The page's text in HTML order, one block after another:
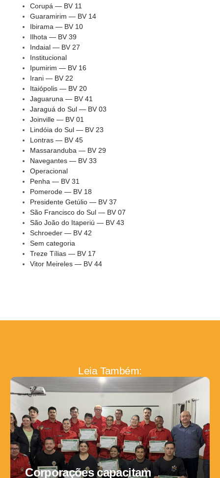
Corupá — BV 11
Guaramirim — BV 14
Ibirama — BV 10
Ilhota — BV 39
Indaial — BV 27
Institucional
Ipumirim — BV 16
Irani — BV 22
Itaiópolis — BV 20
Jaguaruna — BV 41
Jaraguá do Sul — BV 03
Joinville — BV 01
Lindóia do Sul — BV 23
Lontras — BV 45
Massaranduba — BV 29
Navegantes — BV 33
Operacional
Penha — BV 31
Pomerode — BV 18
Presidente Getúlio — BV 37
São Francisco do Sul — BV 07
São João do Itaperiú — BV 43
Schroeder — BV 42
Sem categoria
Treze Tílias — BV 17
Vitor Meireles — BV 44
Leia Também:
Corporações capacitam